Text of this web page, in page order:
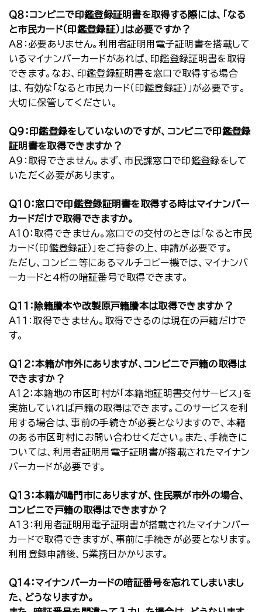
Ｑ８：コンビニで印鑑登録証明書を取得する際には、「なる
と市民カード（印鑑登録証）」は必要ですか？
Ａ８：必要ありません。利用者証明用電子証明書を搭載して
いるマイナンバーカードがあれば、印鑑登録証明書を取得
できます。なお、印鑑登録証明書を窓口で取得する場合
は、有効な「なると市民カード（印鑑登録証）」が必要です。
大切に保管してください。
Ｑ９：印鑑登録をしていないのですが、コンビニで印鑑登録
証明書を取得できますか？
Ａ９：取得できません。まず、市民課窓口で印鑑登録をして
いただく必要があります。
Ｑ１０：窓口で印鑑登録証明書を取得する時はマイナンバー
カードだけで取得できますか。
Ａ１０：取得できません。窓口での交付のときは「なると市民
カード（印鑑登録証）」をご持参の上、申請が必要です。
ただし、コンビニ等にあるマルチコピー機では、マイナンバ
ーカードと4桁の暗証番号で取得できます。
Ｑ１１：除籍謄本や改製原戸籍謄本は取得できますか？
Ａ１１：取得できません。取得できるのは現在の戸籍だけで
す。
Ｑ１２：本籍が市外にありますが、コンビニで戸籍の取得は
できますか？
Ａ１２：本籍地の市区町村が「本籍地証明書交付サービス」を
実施していれば戸籍の取得はできます。このサービスを利
用する場合は、事前の手続きが必要となりますので、本籍
のある市区町村にお問い合わせください。また、手続きに
ついては、利用者証明用電子証明書が搭載されたマイナン
バーカードが必要です。
Ｑ１３：本籍が鳴門市にありますが、住民票が市外の場合、
コンビニで戸籍の取得はできますか？
Ａ１３：利用者証明用電子証明書が搭載されたマイナンバー
カードで取得できますが、事前に手続きが必要となります。
利用登録申請後、５業務日かかります。
Ｑ１４：マイナンバーカードの暗証番号を忘れてしまいまし
た、どうなりますか。